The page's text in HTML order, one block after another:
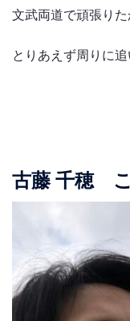
文武両道で頑張りた
とりあえず周りに
古藤 千穂